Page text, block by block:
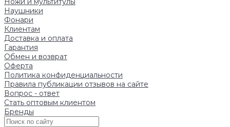
Наушники
Фонари
Клиентам
Доставка и оплата
Гарантия
Обмен и возврат
Оферта
Политика конфиденциальности
Правила публикации отзывов на сайте
Вопрос - ответ
Стать оптовым клиентом
Бренды